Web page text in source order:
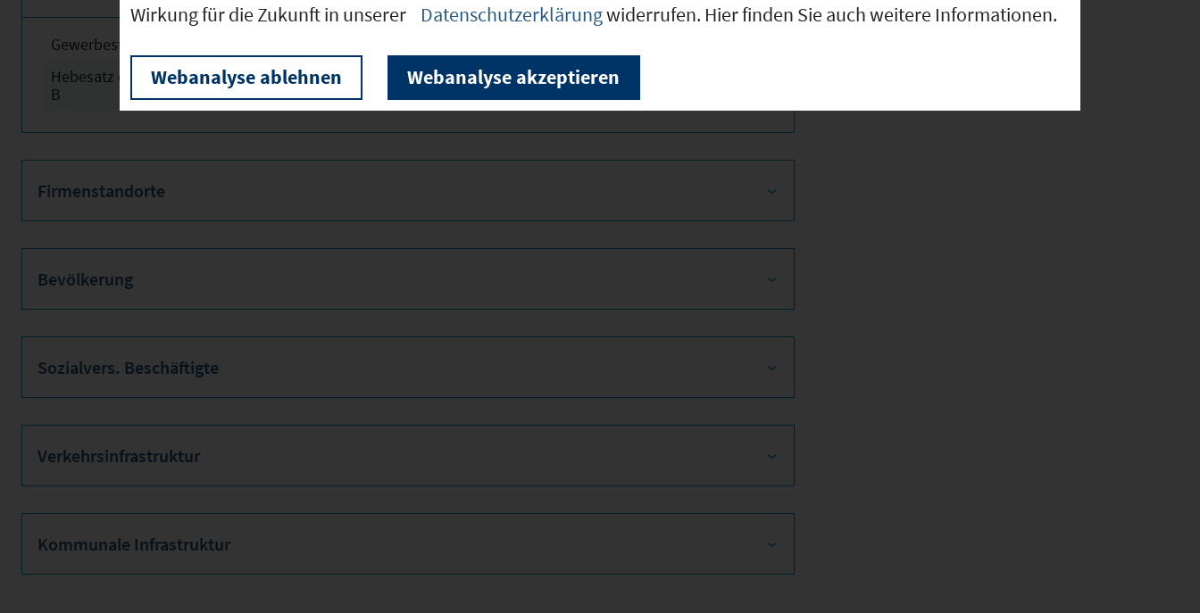
Gewerbesteuerhebesatz
Hebesatz der Grundsteuer
B
2024 310
Firmenstandorte
Bevölkerung
Sozialvers. Beschäftigte
Verkehrsinfrastruktur
Kommunale Infrastruktur
Wirkung für die Zukunft in unserer
Datenschutzerklärungwiderrufen. Hier finden Sie auch weitere Informationen.
Webanalyse ablehnen Webanalyse akzeptieren